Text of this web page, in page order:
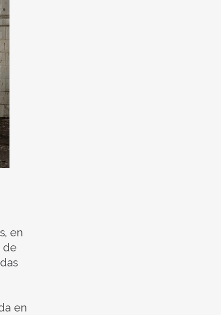
en
de
en